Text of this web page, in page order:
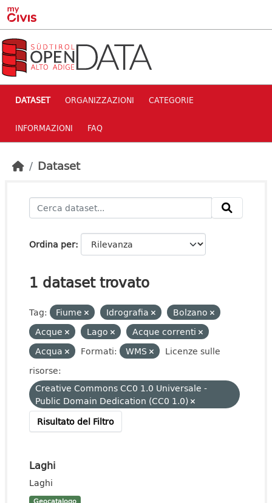
Skip to main content
DATASET ORGANIZZAZIONI CATEGORIE
INFORMAZIONI FAQ
Dataset
Ordina per
1 dataset trovato
Tag: Fiume Idrografia
Bolzano
Acque
Lago
Acque correnti
Acqua
Formati: WMS
Licenze sulle
risorse:
Creative Commons CC0 1.0 Universale -
Public Domain Dedication (CC0 1.0)
Risultato del Filtro
Laghi
Laghi